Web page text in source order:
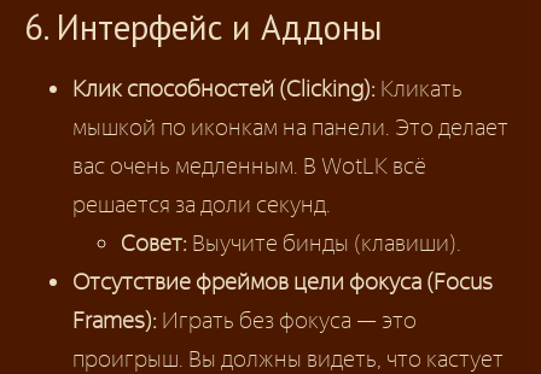
6. Интерфейс и Аддоны
Клик способностей (Clicking): Кликать
мышкой по иконкам на панели. Это делает
вас очень медленным. В WotLK всё
решается за доли секунд.
Совет: Выучите бинды (клавиши).
Отсутствие фреймов цели фокуса (Focus
Frames): Играть без фокуса — это
проигрыш. Вы должны видеть, что кастует